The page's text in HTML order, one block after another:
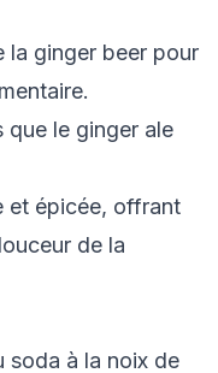
la ginger beer pour
que le ginger ale
et épicée, offrant
de la
soda à la noix de